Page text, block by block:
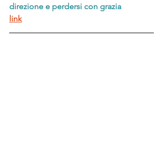
direzione e perdersi con grazia
link